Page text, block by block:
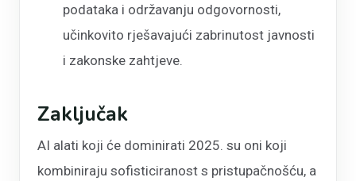
podataka i održavanju odgovornosti,
učinkovito rješavajući zabrinutost javnosti
i zakonske zahtjeve.
Zaključak
AI alati koji će dominirati 2025. su oni koji
kombiniraju sofisticiranost s pristupačnošću, a